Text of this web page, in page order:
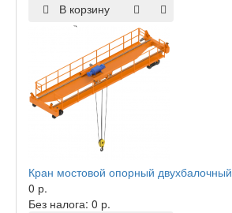
В корзину
Кран мостовой опорный двухбалочный
0 р.
Без налога: 0 р.